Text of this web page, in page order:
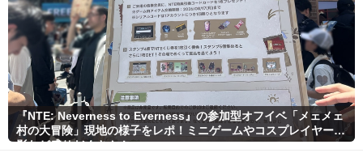
『NTE: Neverness to Everness』の参加型オフイベ「メェメェ
村の大冒険」現地の様子をレポ！ミニゲームやコスプレイヤー撮
影など盛りだくさん！